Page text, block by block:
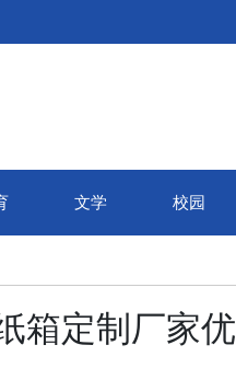
文学 校园
箱定制厂家